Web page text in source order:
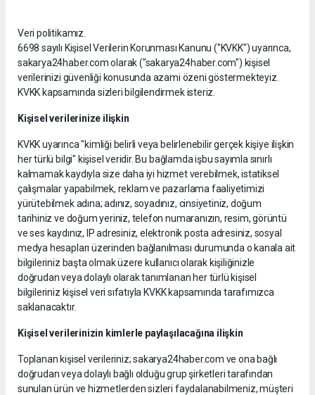
Veri politikamız.
6698 sayılı Kişisel Verilerin Korunması Kanunu ("KVKK") uyarınca,
sakarya24haber.com olarak ("sakarya24haber.com") kişisel
verilerinizi güvenliği konusunda azami özeni göstermekteyiz.
KVKK kapsamında sizleri bilgilendirmek isteriz.
Kişisel verilerinize ilişkin
KVKK uyarınca "kimliği belirli veya belirlenebilir gerçek kişiye ilişkin
her türlü bilgi" kişisel veridir. Bu bağlamda işbu sayımla sınırlı
kalmamak kaydıyla size daha iyi hizmet verebilmek, istatiksel
çalışmalar yapabilmek, reklam ve pazarlama faaliyetimizi
yürütebilmek adına; adınız, soyadınız, cinsiyetiniz, doğum
tarihiniz ve doğum yeriniz, telefon numaranızın, resim, görüntü
ve ses kaydınız, IP adresiniz, elektronik posta adresiniz, sosyal
medya hesapları üzerinden bağlanılması durumunda o kanala ait
bilgileriniz başta olmak üzere kullanıcı olarak kişiliğinizle
doğrudan veya dolaylı olarak tanımlanan her türlü kişisel
bilgileriniz kişisel veri sıfatıyla KVKK kapsamında tarafımızca
saklanacaktır.
Kişisel verilerinizin kimlerle paylaşılacağına ilişkin
Toplanan kişisel verileriniz; sakarya24haber.com ve ona bağlı
doğrudan veya dolaylı bağlı olduğu grup şirketleri tarafından
sunulan ürün ve hizmetlerden sizleri faydalanabilmeniz, müşteri